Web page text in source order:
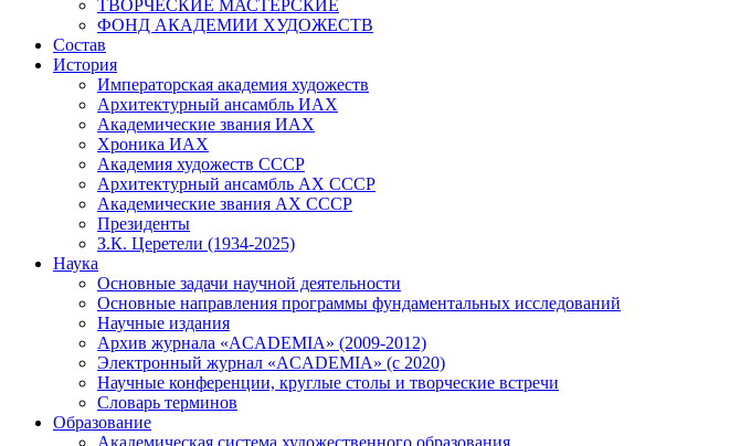
ТВОРЧЕСКИЕ МАСТЕРСКИЕ
ФОНД АКАДЕМИИ ХУДОЖЕСТВ
Состав
История
Императорская академия художеств
Архитектурный ансамбль ИАХ
Академические звания ИАХ
Хроника ИАХ
Академия художеств СССР
Архитектурный ансамбль АХ СССР
Академические звания АХ СССР
Президенты
З.К. Церетели (1934-2025)
Наука
Основные задачи научной деятельности
Основные направления программы фундаментальных исследований
Научные издания
Архив журнала «ACADEMIA» (2009-2012)
Электронный журнал «ACADEMIA» (с 2020)
Научные конференции, круглые столы и творческие встречи
Словарь терминов
Образование
Академическая система художественного образования